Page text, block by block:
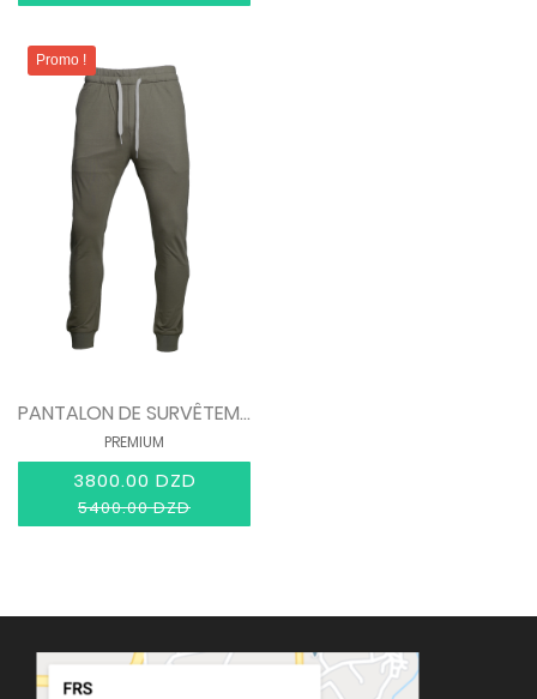
Promo !
PANTALON DE SURVÊTEMENT G-Star
PREMIUM
3800.00 DZD
5400.00 DZD